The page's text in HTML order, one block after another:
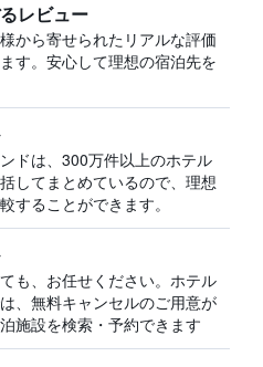
レビュー
から寄せられたリアルな評価
す。安心して理想の宿泊先を
ドは、300万件以上のホテル
してまとめているので、理想
することができます。
も、お任せください。ホテル
、無料キャンセルのご用意が
施設を検索・予約できます